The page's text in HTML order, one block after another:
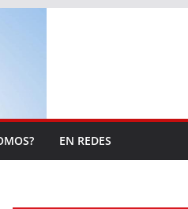
EN REDES